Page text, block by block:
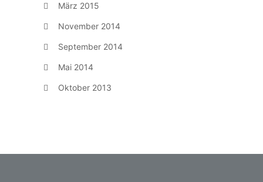
März 2015
November 2014
September 2014
Mai 2014
Oktober 2013